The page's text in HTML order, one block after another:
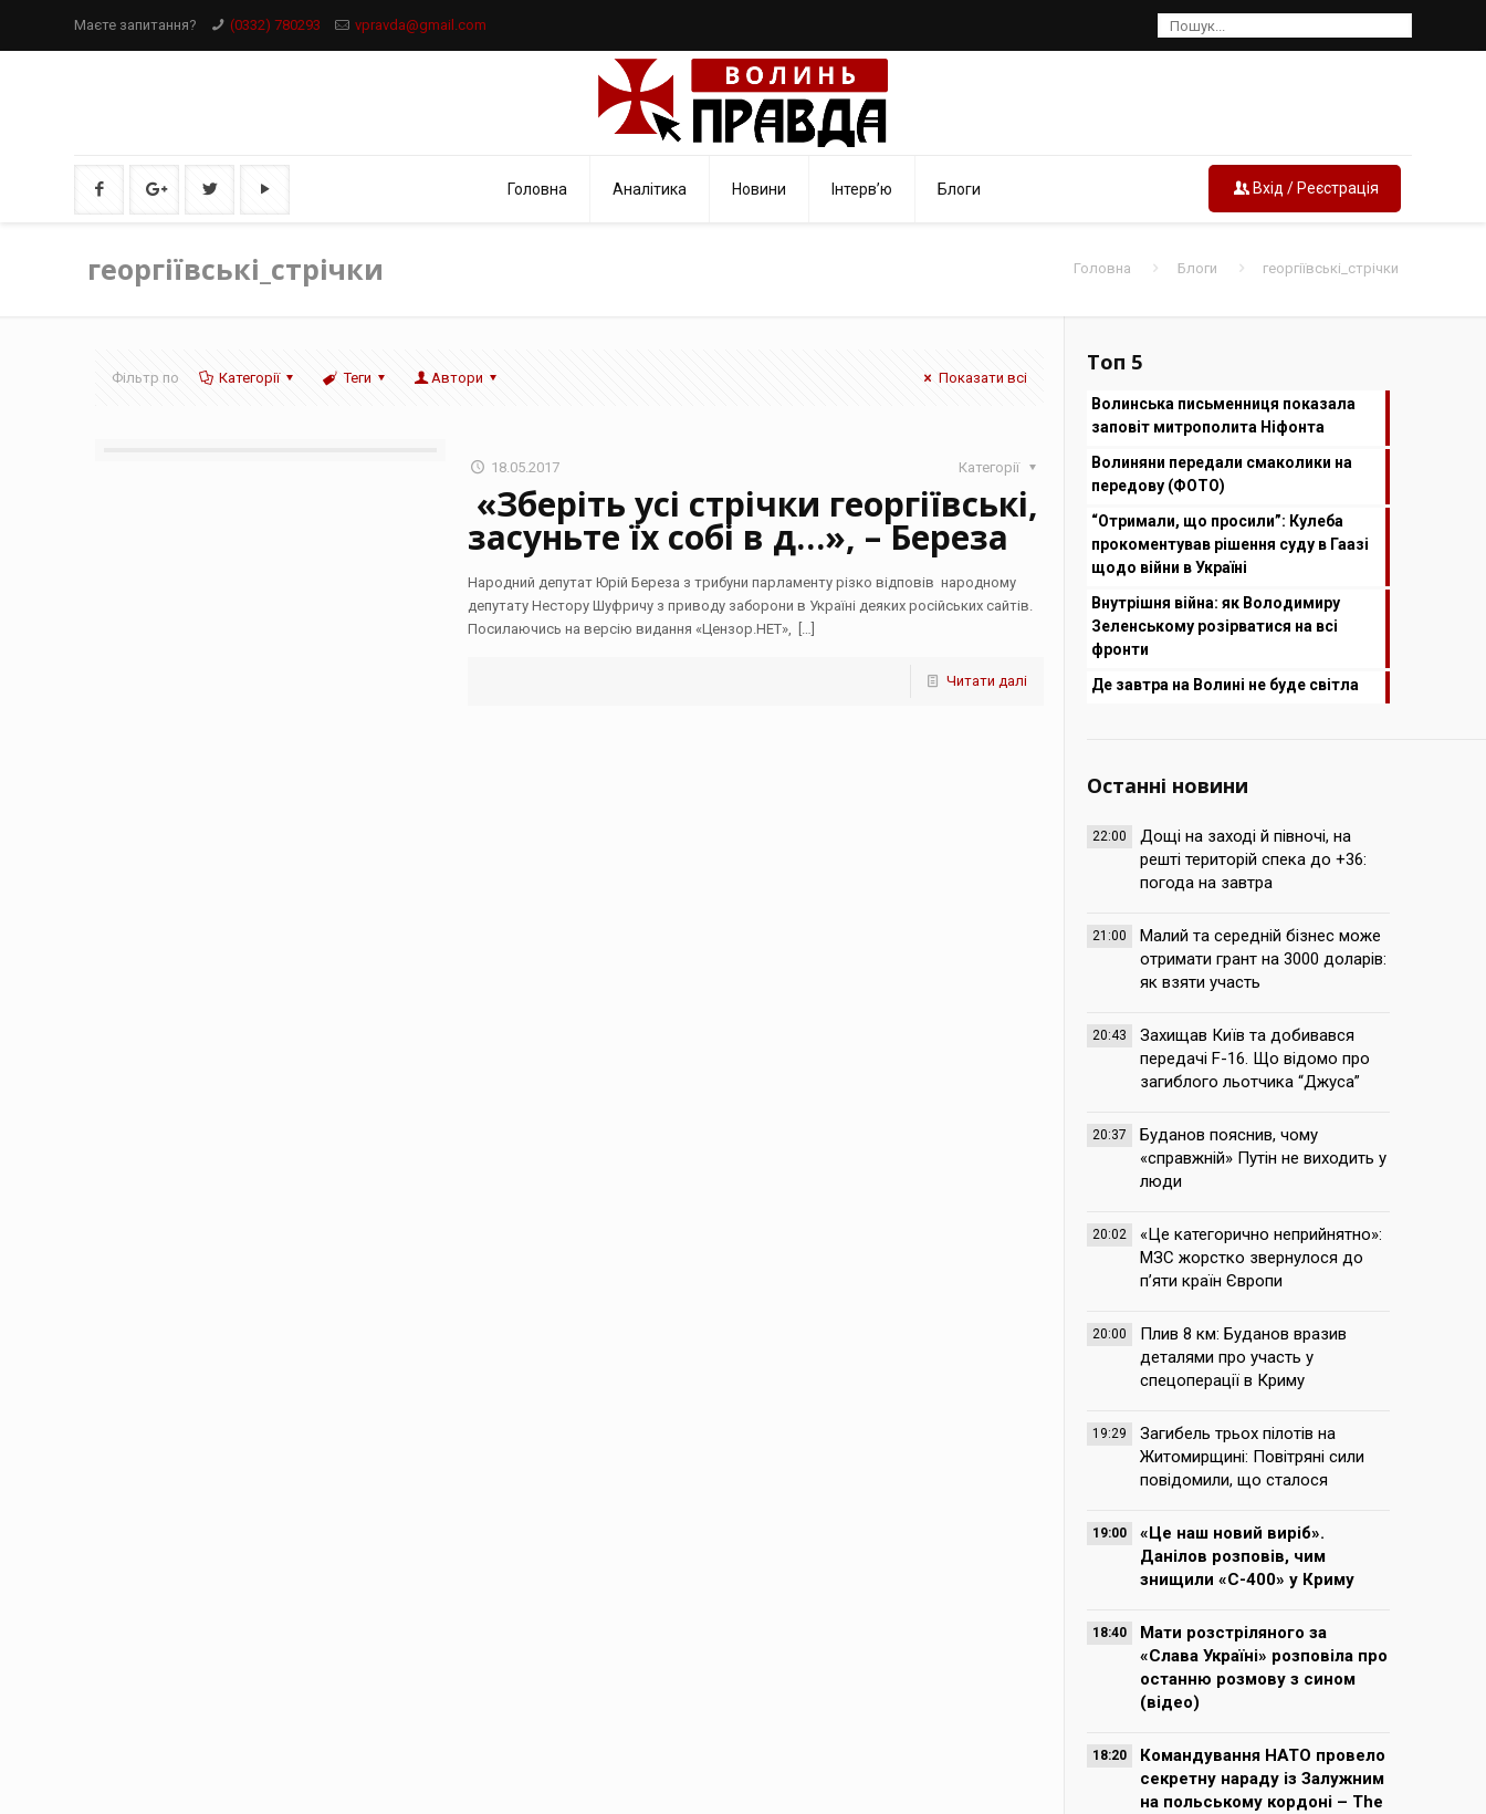
Маєте запитання? (0332) 780293 vpravda@gmail.com
Головна Аналітика Новини Інтерв’ю Блоги Вхід / Реєстрація
георгіївські_стрічки Головна Блоги георгіївські_стрічки
Фільтр по Категорії Теги Автори Показати всі
18.05.2017 Категорії
«Зберіть усі стрічки георгіївські,
засуньте їх собі в д…», – Береза
Народний депутат Юрій Береза з трибуни парламенту різко відповів народному
депутату Нестору Шуфричу з приводу заборони в Україні деяких російських сайтів.
Посилаючись на версію видання «Цензор.НЕТ»,
[…]
Читати далі
Топ 5
Волинська письменниця показала
заповіт митрополита Ніфонта
Волиняни передали смаколики на
передову (ФОТО)
“Отримали, що просили”: Кулеба
прокоментував рішення суду в Гаазі
щодо війни в Україні
Внутрішня війна: як Володимиру
Зеленському розірватися на всі
фронти
Де завтра на Волині не буде світла
Останні новини
22:00
Дощі на заході й півночі, на
решті територій спека до +36:
погода на завтра
21:00
Малий та середній бізнес може
отримати грант на 3000 доларів:
як взяти участь
20:43
Захищав Київ та добивався
передачі F-16. Що відомо про
загиблого льотчика “Джуса”
20:37
Буданов пояснив, чому
«справжній» Путін не виходить у
люди
20:02
«Це категорично неприйнятно»:
МЗС жорстко звернулося до
п’яти країн Європи
20:00
Плив 8 км: Буданов вразив
деталями про участь у
спецоперації в Криму
19:29
Загибель трьох пілотів на
Житомирщині: Повітряні сили
повідомили, що сталося
19:00
«Це наш новий виріб».
Данілов розповів, чим
знищили «С-400» у Криму
18:40
Мати розстріляного за
«Слава Україні» розповіла про
останню розмову з сином
(відео)
18:20
Командування НАТО провело
секретну нараду із Залужним
на польському кордоні – The